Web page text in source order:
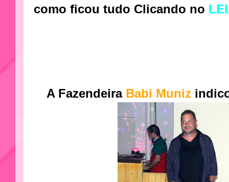
como ficou tudo Clicando no
A Fazendeira Babi Muniz